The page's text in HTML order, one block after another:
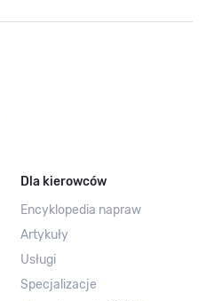
Dla kierowców
Encyklopedia napraw
Artykuły
Usługi
Specjalizacje